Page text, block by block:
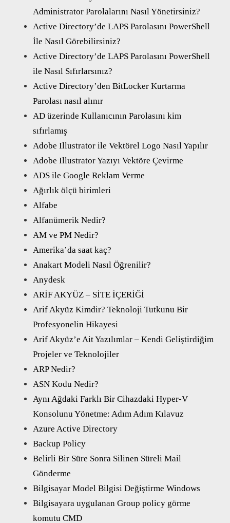
Administrator Parolalarını Nasıl Yönetirsiniz?
Active Directory’de LAPS Parolasını PowerShell
İle Nasıl Görebilirsiniz?
Active Directory’de LAPS Parolasını PowerShell
ile Nasıl Sıfırlarsınız?
Active Directory’den BitLocker Kurtarma
Parolası nasıl alınır
AD üzerinde Kullanıcının Parolasını kim
sıfırlamış
Adobe Illustrator ile Vektörel Logo Nasıl Yapılır
Adobe Illustrator Yazıyı Vektöre Çevirme
ADS ile Google Reklam Verme
Ağırlık ölçü birimleri
Alfabe
Alfanümerik Nedir?
AM ve PM Nedir?
Amerika’da saat kaç?
Anakart Modeli Nasıl Öğrenilir?
Anydesk
ARİF AKYÜZ – SİTE İÇERİĞİ
Arif Akyüz Kimdir? Teknoloji Tutkunu Bir
Profesyonelin Hikayesi
Arif Akyüz’e Ait Yazılımlar – Kendi Geliştirdiğim
Projeler ve Teknolojiler
ARP Nedir?
ASN Kodu Nedir?
Aynı Ağdaki Farklı Bir Cihazdaki Hyper-V
Konsolunu Yönetme: Adım Adım Kılavuz
Azure Active Directory
Backup Policy
Belirli Bir Süre Sonra Silinen Süreli Mail
Gönderme
Bilgisayar Model Bilgisi Değiştirme Windows
Bilgisayara uygulanan Group policy görme
komutu CMD